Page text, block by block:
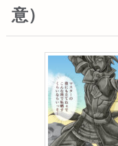
意）